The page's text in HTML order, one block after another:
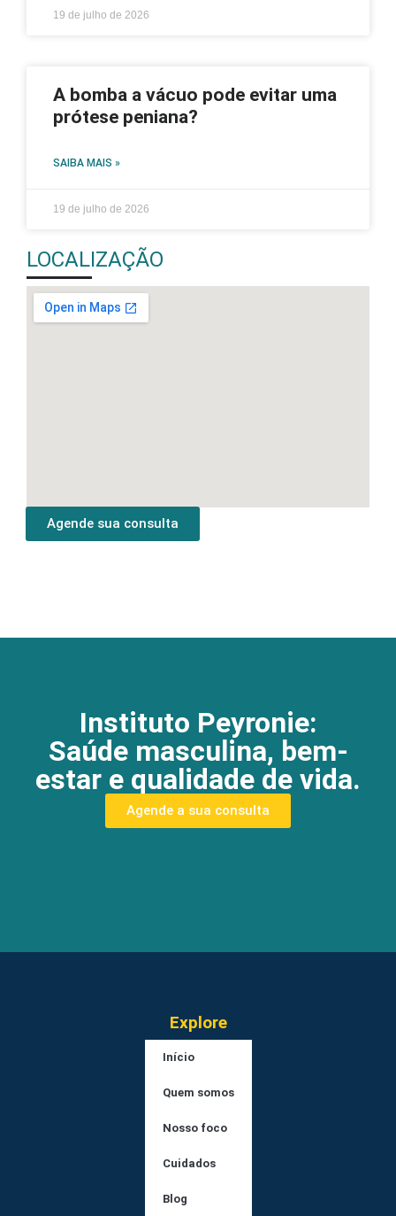
19 de julho de 2026
A bomba a vácuo pode evitar uma
prótese peniana?
SAIBA MAIS »
19 de julho de 2026
LOCALIZAÇÃO
Agende sua consulta
Instituto Peyronie:
Saúde masculina, bem-
estar e qualidade de vida.
Agende a sua consulta
Explore
Início
Quem somos
Nosso foco
Cuidados
Blog